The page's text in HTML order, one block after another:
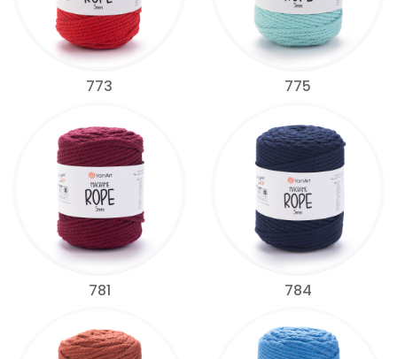
773 775
781 784